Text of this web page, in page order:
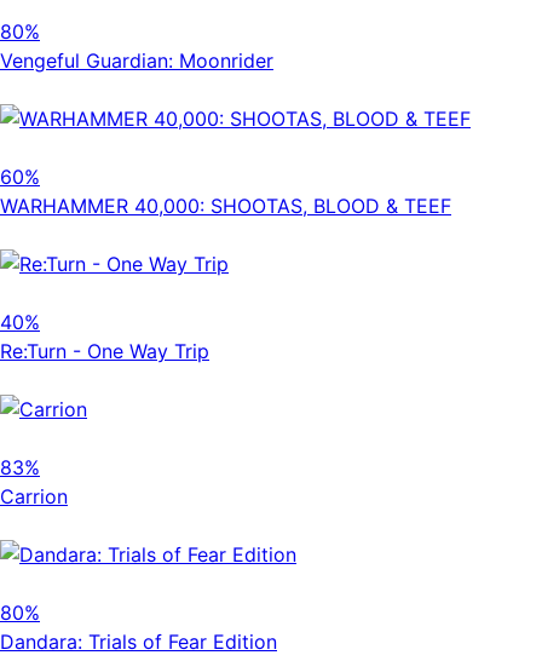
80%
Vengeful Guardian: Moonrider
60%
WARHAMMER 40,000: SHOOTAS, BLOOD & TEEF
40%
Re:Turn - One Way Trip
83%
Carrion
80%
Dandara: Trials of Fear Edition